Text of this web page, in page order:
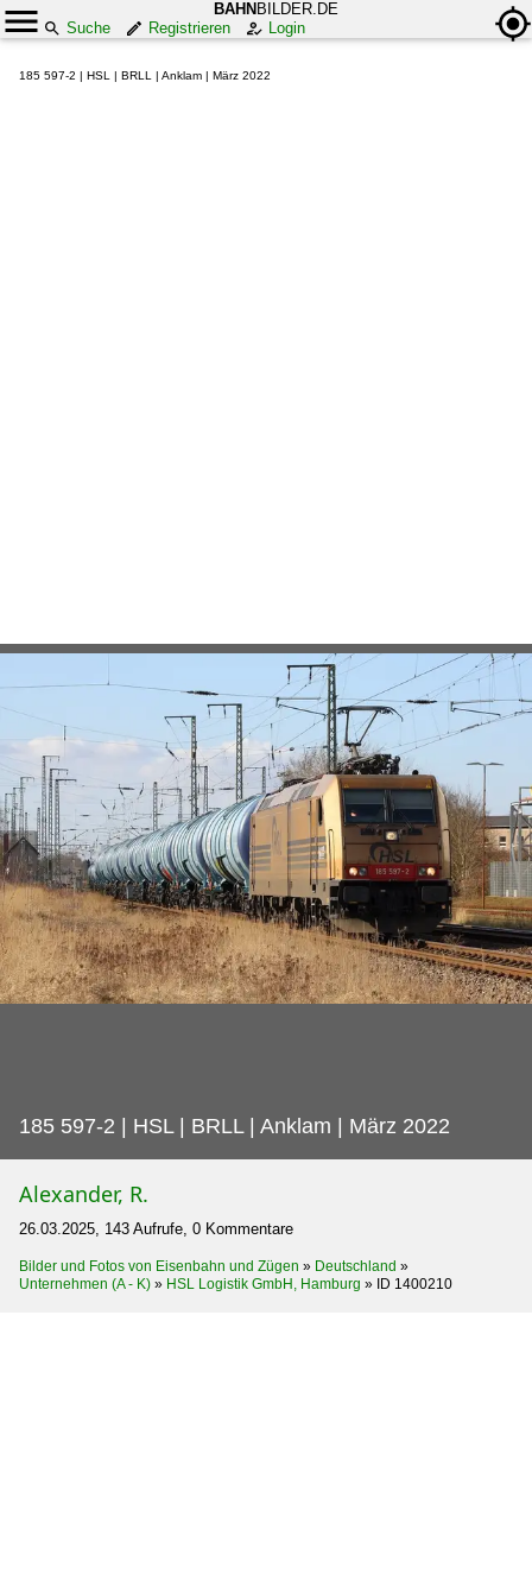
BAHN BILDER.DE
Suche
Registrieren Login
185 597-2 | HSL | BRLL | Anklam | März 2022
185 597-2 | HSL | BRLL | Anklam | März 2022
Alexander, R.
26.03.2025, 143 Aufrufe, 0 Kommentare
Bilder und Fotos von Eisenbahn und Zügen » Deutschland »
Unternehmen (A - K) » HSL Logistik GmbH, Hamburg » ID 1400210